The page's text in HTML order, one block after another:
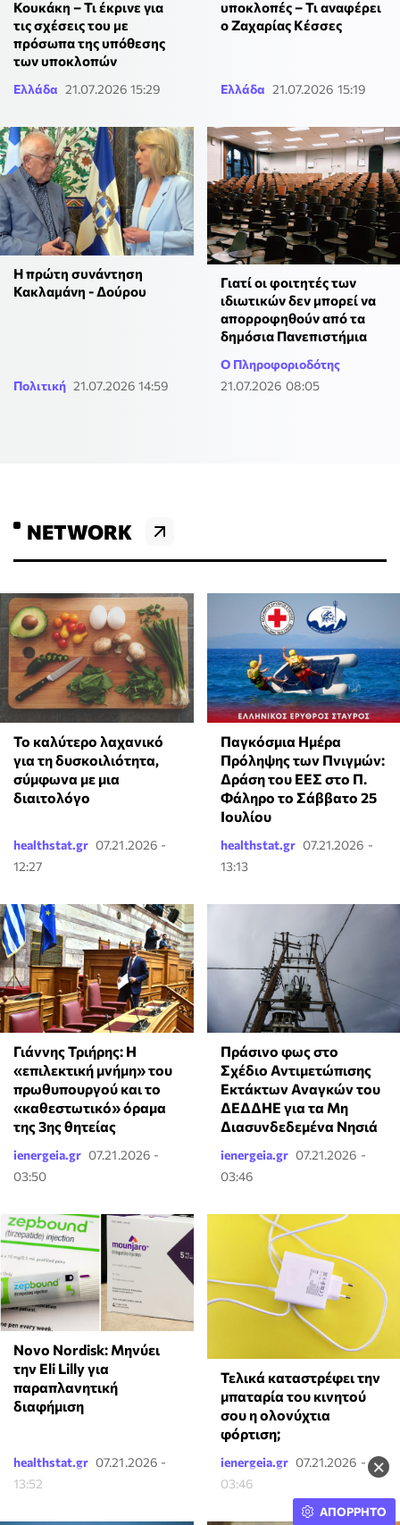
×
Κουκάκη – Τι έκρινε για
τις σχέσεις του με
πρόσωπα της υπόθεσης
των υποκλοπών
Ελλάδα 21.07.2026 15:29
υποκλοπές – Τι αναφέρει
ο Ζαχαρίας Κέσσες
Ελλάδα 21.07.2026 15:19
Η πρώτη συνάντηση
Κακλαμάνη - Δούρου
Πολιτική 21.07.2026 14:59
Γιατί οι φοιτητές των
ιδιωτικών δεν μπορεί να
απορροφηθούν από τα
δημόσια Πανεπιστήμια
Ο Πληροφοριοδότης
21.07.2026 08:05
NETWORK
Το καλύτερο λαχανικό
για τη δυσκοιλιότητα,
σύμφωνα με μια
διαιτολόγο
healthstat.gr 07.21.2026 -
12:27
Παγκόσμια Ημέρα
Πρόληψης των Πνιγμών:
Δράση του ΕΕΣ στο Π.
Φάληρο το Σάββατο 25
Ιουλίου
healthstat.gr 07.21.2026 -
13:13
Γιάννης Τριήρης: Η
«επιλεκτική μνήμη» του
πρωθυπουργού και το
«καθεστωτικό» όραμα
της 3ης θητείας
ienergeia.gr 07.21.2026 -
03:50
Πράσινο φως στο
Σχέδιο Αντιμετώπισης
Εκτάκτων Αναγκών του
ΔΕΔΔΗΕ για τα Μη
Διασυνδεδεμένα Νησιά
ienergeia.gr 07.21.2026 -
03:46
Novo Nordisk: Μηνύει
την Eli Lilly για
παραπλανητική
διαφήμιση
healthstat.gr 07.21.2026 -
13:52
Τελικά καταστρέφει την
μπαταρία του κινητού
σου η ολονύχτια
φόρτιση;
ienergeia.gr 07.21.2026 -
03:46
ΑΠΟΡΡΗΤΟ